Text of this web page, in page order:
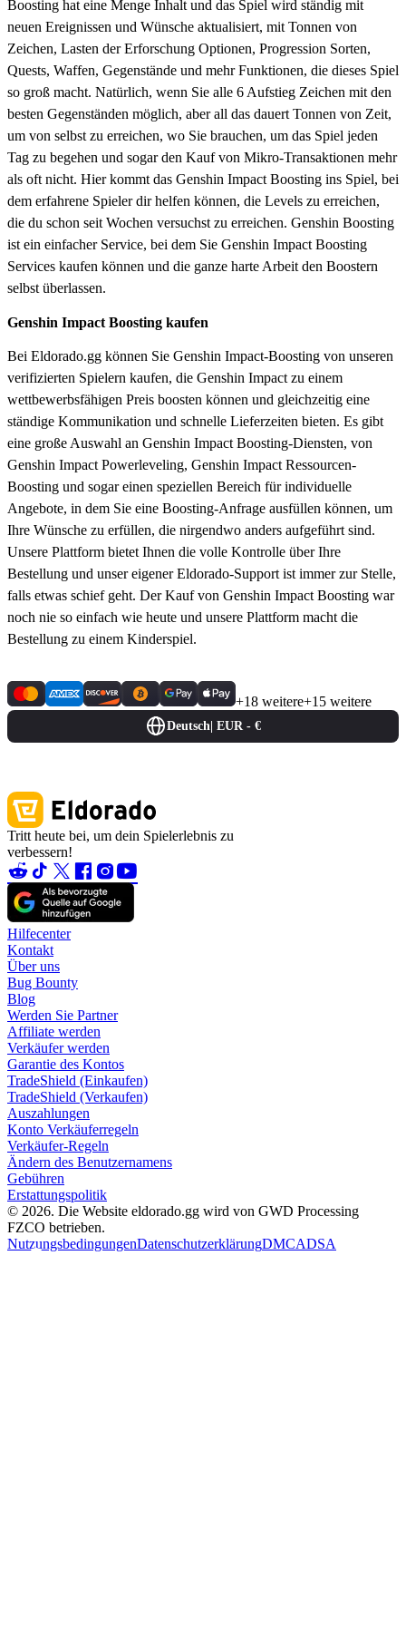
Boosting hat eine Menge Inhalt und das Spiel wird ständig mit
neuen Ereignissen und Wünsche aktualisiert, mit Tonnen von
Zeichen, Lasten der Erforschung Optionen, Progression Sorten,
Quests, Waffen, Gegenstände und mehr Funktionen, die dieses Spiel
so groß macht. Natürlich, wenn Sie alle 6 Aufstieg Zeichen mit den
besten Gegenständen möglich, aber all das dauert Tonnen von Zeit,
um von selbst zu erreichen, wo Sie brauchen, um das Spiel jeden
Tag zu begehen und sogar den Kauf von Mikro-Transaktionen mehr
als oft nicht. Hier kommt das Genshin Impact Boosting ins Spiel, bei
dem erfahrene Spieler dir helfen können, die Levels zu erreichen,
die du schon seit Wochen versuchst zu erreichen. Genshin Boosting
ist ein einfacher Service, bei dem Sie Genshin Impact Boosting
Services kaufen können und die ganze harte Arbeit den Boostern
selbst überlassen.
Genshin Impact Boosting kaufen
Bei Eldorado.gg können Sie Genshin Impact-Boosting von unseren
verifizierten Spielern kaufen, die Genshin Impact zu einem
wettbewerbsfähigen Preis boosten können und gleichzeitig eine
ständige Kommunikation und schnelle Lieferzeiten bieten. Es gibt
eine große Auswahl an Genshin Impact Boosting-Diensten, von
Genshin Impact Powerleveling, Genshin Impact Ressourcen-
Boosting und sogar einen speziellen Bereich für individuelle
Angebote, in dem Sie eine Boosting-Anfrage ausfüllen können, um
Ihre Wünsche zu erfüllen, die nirgendwo anders aufgeführt sind.
Unsere Plattform bietet Ihnen die volle Kontrolle über Ihre
Bestellung und unser eigener Eldorado-Support ist immer zur Stelle,
falls etwas schief geht. Der Kauf von Genshin Impact Boosting war
noch nie so einfach wie heute und unsere Plattform macht die
Bestellung zu einem Kinderspiel.
+18 weitere+15 weitere
Deutsch EUR - €
Tritt heute bei, um dein Spielerlebnis zu
verbessern!
Hilfecenter
Kontakt
Über uns
Bug Bounty
Blog
Werden Sie Partner
Affiliate werden
Verkäufer werden
Garantie des Kontos
TradeShield (Einkaufen)
TradeShield (Verkaufen)
Auszahlungen
Konto Verkäuferregeln
Verkäufer-Regeln
Ändern des Benutzernamens
Gebühren
Erstattungspolitik
© 2026. Die Website eldorado.gg wird von GWD Processing
FZCO betrieben.
NutzungsbedingungenDatenschutzerklärungDMCADSA